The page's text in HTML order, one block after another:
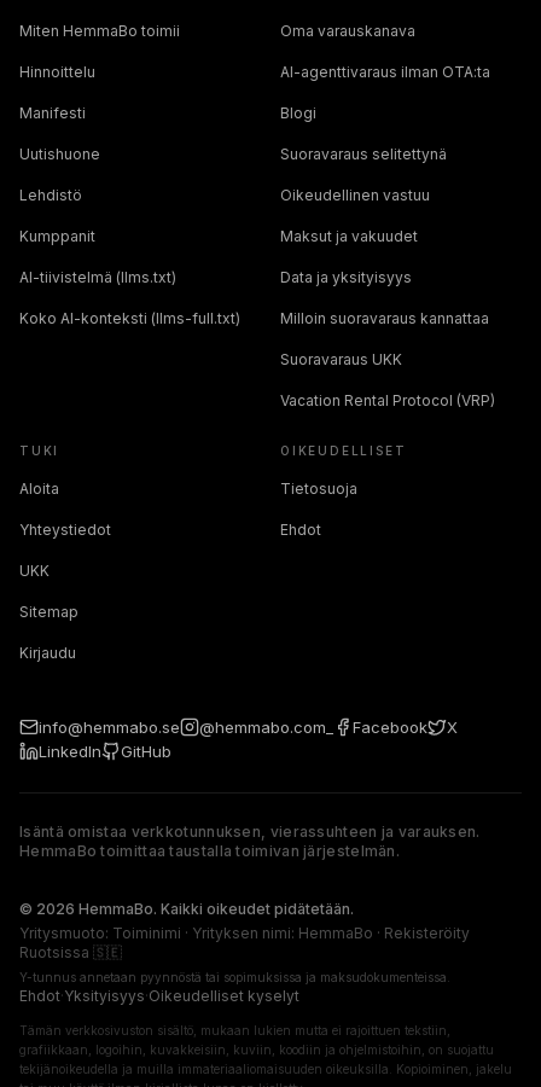
Miten HemmaBo toimii
Hinnoittelu
Manifesti
Uutishuone
Lehdistö
Kumppanit
AI-tiivistelmä (llms.txt)
Koko AI-konteksti (llms-full.txt)
Oma varauskanava
AI-agenttivaraus ilman OTA:ta
Blogi
Suoravaraus selitettynä
Oikeudellinen vastuu
Maksut ja vakuudet
Data ja yksityisyys
Milloin suoravaraus kannattaa
Suoravaraus UKK
Vacation Rental Protocol (VRP)
TUKI
Aloita
Yhteystiedot
UKK
Sitemap
Kirjaudu
OIKEUDELLISET
Tietosuoja
Ehdot
info@hemmabo.se @hemmabo.com_ Facebook
X
LinkedIn
GitHub
Isäntä omistaa verkkotunnuksen, vierassuhteen ja varauksen.
HemmaBo toimittaa taustalla toimivan järjestelmän.
© 2026 HemmaBo. Kaikki oikeudet pidätetään.
Yritysmuoto: Toiminimi · Yrityksen nimi: HemmaBo · Rekisteröity
Ruotsissa 🇸🇪
Y-tunnus annetaan pyynnöstä tai sopimuksissa ja maksudokumenteissa.
Ehdot·Yksityisyys·Oikeudelliset kyselyt
Tämän verkkosivuston sisältö, mukaan lukien mutta ei rajoittuen tekstiin,
grafiikkaan, logoihin, kuvakkeisiin, kuviin, koodiin ja ohjelmistoihin, on suojattu
tekijänoikeudella ja muilla immateriaaliomaisuuden oikeuksilla. Kopioiminen, jakelu